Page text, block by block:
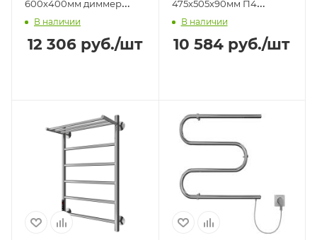
600х400мм диммер
справа белый
В наличии
12 306руб./шт
475х505х90мм П4
лесенка графит
В наличии
10 584 руб./шт